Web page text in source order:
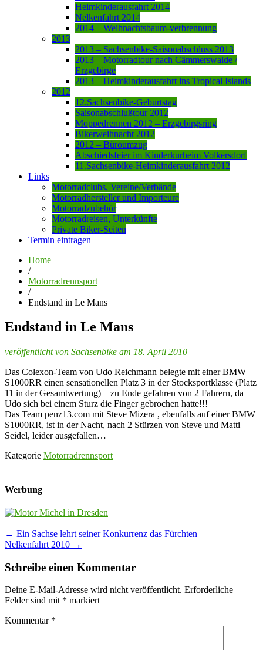
Heimkinderausfahrt 2014
Nelkenfahrt 2014
2014 – Weihnachtsbaum-verbrennung
2013
2013 – Sachsenbike-Saisonabschluss 2013
2013 – Motorradtour nach Cämmerswalde /
Erzgebirge
2013 – Heimkinderausfahrt ins Tropical Islands
2012
12.Sachsenbike-Geburtstag
Saisonabschlußtour 2012
Moppedrennen 2012 – Erzgebirgsring
Bikerweihnacht 2012
2012 – Büroumzug
Abschiedsfeier im Kinderkurheim Volkersdorf
11.Sachsenbike-Heimkinderausfahrt 2012
Links
Motorradclubs, Vereine/Verbände
Motorradhersteller und Importeure
Motorradzubehör
Motorradreisen, Unterkünfte
Private Biker-Seiten
Termin eintragen
Home
/
Motorradrennsport
/
Endstand in Le Mans
Endstand in Le Mans
veröffentlicht von Sachsenbike am 18. April 2010
Das Colexon-Team von Udo Reichmann belegte mit einer BMW
S1000RR einen sensationellen Platz 3 in der Stocksportklasse (Platz
11 in der Gesamtwertung) – zu Ende gefahren von 2 Fahrern, da
Udo sich bei einem Sturz die Finger gebrochen hatte!!!
Das Team penz13.com mit Steve Mizera , ebenfalls auf einer BMW
S1000RR, ist in der Nacht, nach 2 Stürzen von Steve und Matti
Seidel, leider ausgefallen…
Kategorie Motorradrennsport
Werbung
Post
navigation
← Ein Sachse lehrt seiner Konkurrenz das Fürchten
Nelkenfahrt 2010 →
Schreibe einen Kommentar
Deine E-Mail-Adresse wird nicht veröffentlicht. Erforderliche
Felder sind mit * markiert
Kommentar *